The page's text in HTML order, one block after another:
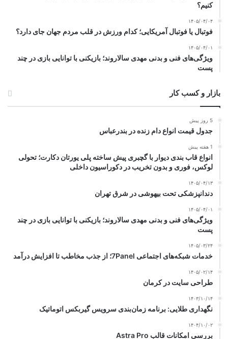
کنیم؟
۱۴۰۵/۰۴/۰۴
فوتبال یا فوتبال آمریکایی؛ کدام ورزش در قلب مردم جهان جای دارد؟
۱۴۰۵/۰۴/۰۱
ویژگی‌های فنی و بدنی مهدی سالاروند؛ بازیکنی با توانایی بازی در چند
پست
بازار و کسب کار
5 روز پیش
جدول قیمت انواع دام زنده در بندرعباس
1 هفته پیش
انواع قاب بندی دیوار با گچبری پیش ساخته پلی یورتان دکارت؛ تحولی
لوکس، فوری و بدون تخریب در دکوراسیون داخلی
۱۴۰۵/۰۴/۱۳
دندانپزشکی تحت بیهوشی در شرق تهران
۱۴۰۵/۰۴/۰۱
ویژگی‌های فنی و بدنی مهدی سالاروند؛ بازیکنی با توانایی بازی در چند
پست
۱۴۰۵/۰۳/۲۴
خدمات شبکه‌های اجتماعی 7Panel؛ از جذب مخاطب تا افزایش درآمد
۱۴۰۵/۰۲/۱۴
طراحی سایت در کرمان
۱۴۰۳/۱۰/۱۴
نگهداری طلایی: برنامه زمان‌بندی سرویس گیربکس اتوماتیک
۱۴۰۴/۱۰/۰۲
بررسی امکانات قالب Astra Pro